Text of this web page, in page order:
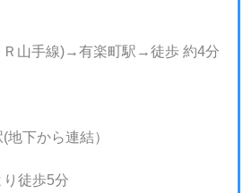
山手線)→有楽町駅→徒歩 約4分
下から連結）
徒歩5分